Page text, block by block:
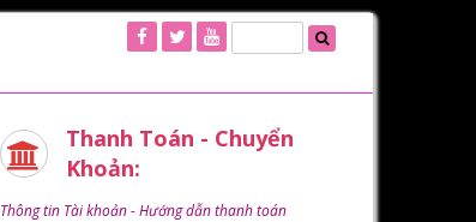
Thanh Toán - Chuyển
Khoản:
Thông tin Tài khoản - Hướng dẫn thanh toán